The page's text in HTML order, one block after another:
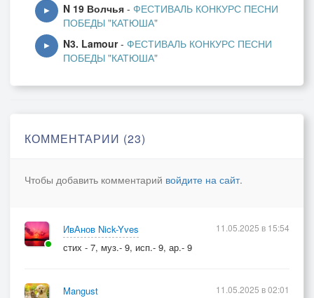
Значит, снова в поход
Соберутся сыны,
И сплотится народ –
Пусть враги наизусть:
Неизменно крепка
▶ N 19 Волчья - ФЕСТИВАЛЬ КОНКУРС ПЕСНИ
ПОБЕДЫ "КАТЮША"
▶ N3. Lamour- ФЕСТИВАЛЬ КОНКУРС ПЕСНИ
ПОБЕДЫ "КАТЮША"
КОММЕНТАРИИ (23)
Чтобы добавить комментарий войдите на сайт.
ИвАнов Nick-Yves
стих - 7, муз.- 9, исп.- 9, ар.- 9
11.05.2025 в 15:54
Mangust
11.05.2025 в 02:01